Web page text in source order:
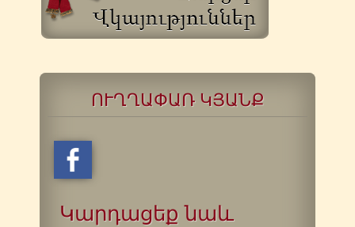
ՈՒՂՂԱՓԱՌ ԿՅԱՆՔ
Կարդացեք նաև